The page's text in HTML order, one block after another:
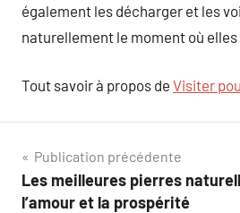
également les décharger et les
naturellement le moment où
Tout savoir à propos de Visiter
Navigation
de
Publication précédente
Les meilleures pierres
l’amour et la prospérité